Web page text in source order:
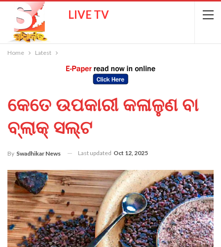
LIVE TV
Home Latest
କେତେ ଉପକାରୀ କଳାଳୁଣ ବା
ବ୍ଲାକ୍ ସଲ୍ଟ
By Swadhikar News Last updated Oct 12, 2025